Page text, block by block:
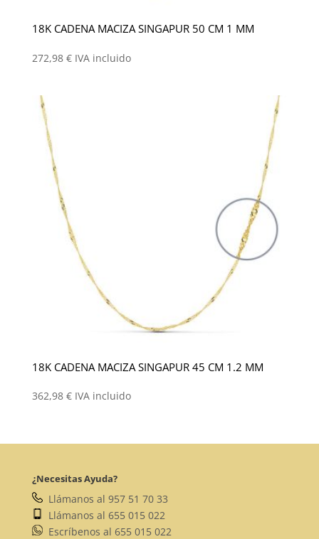
18K CADENA MACIZA SINGAPUR 50 CM 1 MM
272,98 € IVA incluido
18K CADENA MACIZA SINGAPUR 45 CM 1.2 MM
362,98 € IVA incluido
¿Necesitas Ayuda?
Llámanos al 957 51 70 33
Llámanos al 655 015 022
Escríbenos al 655 015 022